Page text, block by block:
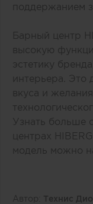
поддержанием
Барный центр
высокую
эстетику
интерьера. Это
вкуса и
Узнать больше
центрах
модель можно
Автор: Технис